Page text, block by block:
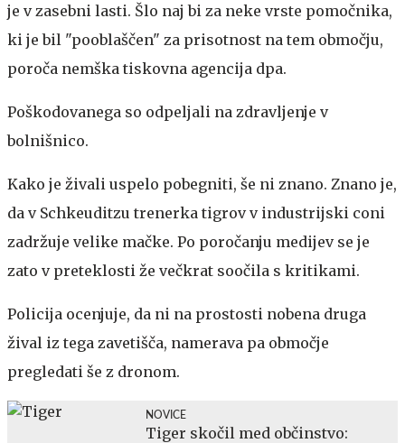
je v zasebni lasti. Šlo naj bi za neke vrste pomočnika,
ki je bil "pooblaščen" za prisotnost na tem območju,
poroča nemška tiskovna agencija dpa.
Poškodovanega so odpeljali na zdravljenje v
bolnišnico.
Kako je živali uspelo pobegniti, še ni znano. Znano je,
da v Schkeuditzu trenerka tigrov v industrijski coni
zadržuje velike mačke. Po poročanju medijev se je
zato v preteklosti že večkrat soočila s kritikami.
Policija ocenjuje, da ni na prostosti nobena druga
žival iz tega zavetišča, namerava pa območje
pregledati še z dronom.
NOVICE
Tiger skočil med občinstvo: